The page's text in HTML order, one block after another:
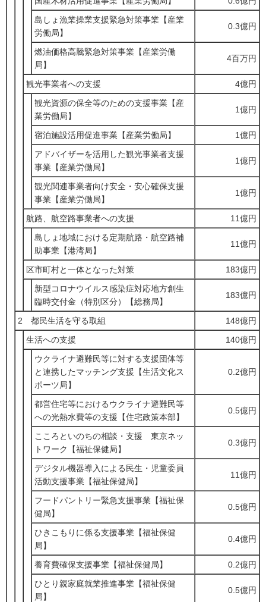
島しょ漁業操業支援緊急対策事業【産業
労働局】
0.3億円
燃油価格高騰緊急対策事業【産業労働
局】
4百万円
観光事業者への支援
4億円
観光資源の保全等のための支援事業【産
業労働局】
1億円
宿泊施設活用促進事業【産業労働局】
1億円
アドバイザーを活用した観光事業者支援
事業【産業労働局】
1億円
観光関連事業者向け安全・安心確保支援
事業【産業労働局】
1億円
航路、航空路事業者への支援
11億円
島しょ地域における定期航路・航空路補
助事業【港湾局】
11億円
区市町村と一体となった対策
183億円
新型コロナウイルス感染症対応地方創生
臨時交付金（特別区分）【総務局】
183億円
2 都民生活を守る取組
148億円
生活への支援
140億円
ウクライナ避難民等に対する支援団体等
と連携したマッチング支援【生活文化ス
ポーツ局】
0.2億円
都営住宅等におけるウクライナ避難民等
への光熱水費等の支援【住宅政策本部】
0.5億円
こころといのちの相談・支援 東京ネッ
トワーク【福祉保健局】
0.3億円
デジタル機器導入による民生・児童委員
活動支援事業【福祉保健局】
11億円
フードパントリー緊急支援事業【福祉保
健局】
0.5億円
ひきこもりに係る支援事業【福祉保健
局】
0.4億円
養育費確保支援事業【福祉保健局】
0.2億円
ひとり親家庭就業推進事業【福祉保健
局】
0.5億円